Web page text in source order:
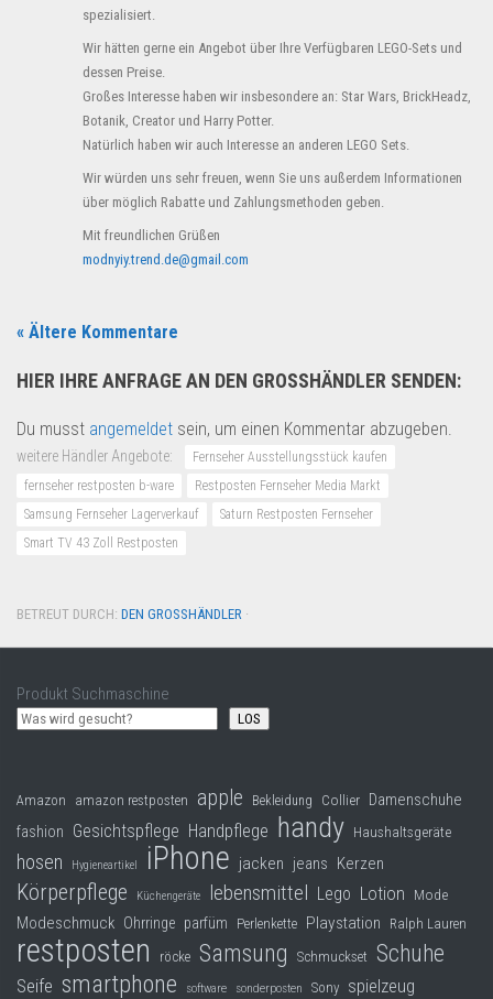
spezialisiert.
Wir hätten gerne ein Angebot über Ihre Verfügbaren LEGO-Sets und
dessen Preise.
Großes Interesse haben wir insbesondere an: Star Wars, BrickHeadz,
Botanik, Creator und Harry Potter.
Natürlich haben wir auch Interesse an anderen LEGO Sets.
Wir würden uns sehr freuen, wenn Sie uns außerdem Informationen
über möglich Rabatte und Zahlungsmethoden geben.
Mit freundlichen Grüßen
modnyiy.trend.de@gmail.com
« Ältere Kommentare
HIER IHRE ANFRAGE AN DEN GROSSHÄNDLER SENDEN:
Du musst angemeldet sein, um einen Kommentar abzugeben.
weitere Händler Angebote:
Fernseher Ausstellungsstück kaufen
fernseher restposten b-ware
Restposten Fernseher Media Markt
Samsung Fernseher Lagerverkauf
Saturn Restposten Fernseher
Smart TV 43 Zoll Restposten
BETREUT DURCH: DEN GROSSHÄNDLER ·
Produkt Suchmaschine
LOS
Amazon amazon restposten apple Bekleidung Collier Damenschuhe
fashion Gesichtspflege Handpflege handy Haushaltsgeräte
hosen Hygieneartikel iPhone jacken jeans Kerzen
Körperpflege Küchengeräte lebensmittel Lego Lotion Mode
Modeschmuck Ohrringe parfüm Perlenkette Playstation Ralph Lauren
restposten röcke Samsung Schmuckset Schuhe
Seife smartphone software sonderposten Sony spielzeug